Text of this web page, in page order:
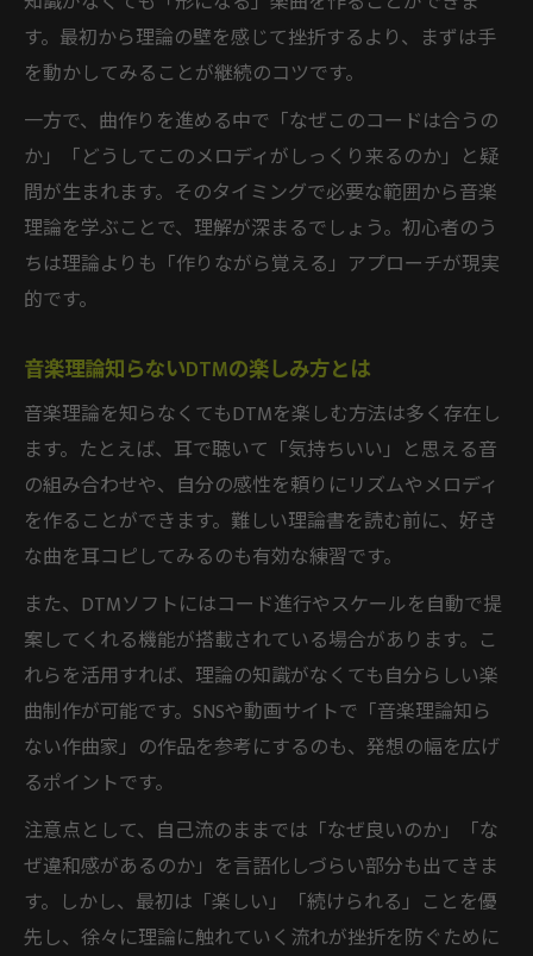
す。最初から理論の壁を感じて挫折するより、まずは手
を動かしてみることが継続のコツです。
一方で、曲作りを進める中で「なぜこのコードは合うの
か」「どうしてこのメロディがしっくり来るのか」と疑
問が生まれます。そのタイミングで必要な範囲から音楽
理論を学ぶことで、理解が深まるでしょう。初心者のう
ちは理論よりも「作りながら覚える」アプローチが現実
的です。
音楽理論知らないDTMの楽しみ方とは
音楽理論を知らなくてもDTMを楽しむ方法は多く存在し
ます。たとえば、耳で聴いて「気持ちいい」と思える音
の組み合わせや、自分の感性を頼りにリズムやメロディ
を作ることができます。難しい理論書を読む前に、好き
な曲を耳コピしてみるのも有効な練習です。
また、DTMソフトにはコード進行やスケールを自動で提
案してくれる機能が搭載されている場合があります。こ
れらを活用すれば、理論の知識がなくても自分らしい楽
曲制作が可能です。SNSや動画サイトで「音楽理論知ら
ない作曲家」の作品を参考にするのも、発想の幅を広げ
るポイントです。
注意点として、自己流のままでは「なぜ良いのか」「な
ぜ違和感があるのか」を言語化しづらい部分も出てきま
す。しかし、最初は「楽しい」「続けられる」ことを優
先し、徐々に理論に触れていく流れが挫折を防ぐために